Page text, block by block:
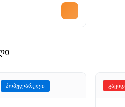
პოპულარული